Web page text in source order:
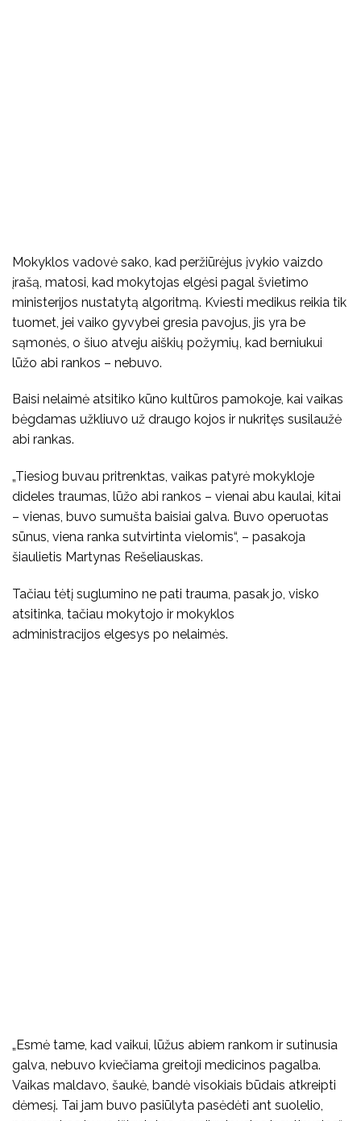
Mokyklos vadovė sako, kad peržiūrėjus įvykio vaizdo
įrašą, matosi, kad mokytojas elgėsi pagal švietimo
ministerijos nustatytą algoritmą. Kviesti medikus reikia tik
tuomet, jei vaiko gyvybei gresia pavojus, jis yra be
sąmonės, o šiuo atveju aiškių požymių, kad berniukui
lūžo abi rankos – nebuvo.
Baisi nelaimė atsitiko kūno kultūros pamokoje, kai vaikas
bėgdamas užkliuvo už draugo kojos ir nukritęs susilaužė
abi rankas.
„Tiesiog buvau pritrenktas, vaikas patyrė mokykloje
dideles traumas, lūžo abi rankos – vienai abu kaulai, kitai
– vienas, buvo sumušta baisiai galva. Buvo operuotas
sūnus, viena ranka sutvirtinta vielomis“, – pasakoja
šiaulietis Martynas Rešeliauskas.
Tačiau tėtį suglumino ne pati trauma, pasak jo, visko
atsitinka, tačiau mokytojo ir mokyklos
administracijos elgesys po nelaimės.
„Esmė tame, kad vaikui, lūžus abiem rankom ir sutinusia
galva, nebuvo kviečiama greitoji medicinos pagalba.
Vaikas maldavo, šaukė, bandė visokiais būdais atkreipti
dėmesį. Tai jam buvo pasiūlyta pasėdėti ant suolelio,